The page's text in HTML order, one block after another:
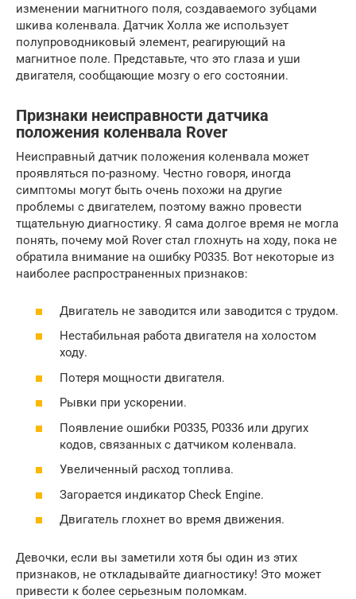
изменении магнитного поля, создаваемого зубцами
шкива коленвала. Датчик Холла же использует
полупроводниковый элемент, реагирующий на
магнитное поле. Представьте, что это глаза и уши
двигателя, сообщающие мозгу о его состоянии.
Признаки неисправности датчика
положения коленвала Rover
Неисправный датчик положения коленвала может
проявляться по-разному. Честно говоря, иногда
симптомы могут быть очень похожи на другие
проблемы с двигателем, поэтому важно провести
тщательную диагностику. Я сама долгое время не могла
понять, почему мой Rover стал глохнуть на ходу, пока не
обратила внимание на ошибку P0335. Вот некоторые из
наиболее распространенных признаков:
Двигатель не заводится или заводится с трудом.
Нестабильная работа двигателя на холостом
ходу.
Потеря мощности двигателя.
Рывки при ускорении.
Появление ошибки P0335, P0336 или других
кодов, связанных с датчиком коленвала.
Увеличенный расход топлива.
Загорается индикатор Check Engine.
Двигатель глохнет во время движения.
Девочки, если вы заметили хотя бы один из этих
признаков, не откладывайте диагностику! Это может
привести к более серьезным поломкам.